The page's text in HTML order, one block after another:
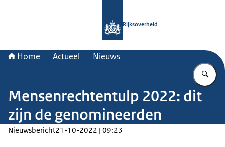
Rijksoverheid
Home Actueel Nieuws
Mensenrechtentulp 2022: dit
zijn de genomineerden
Nieuwsbericht21-10-2022 | 09:23